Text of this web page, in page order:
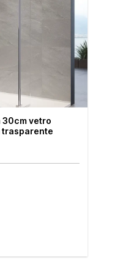
30cm vetro
trasparente